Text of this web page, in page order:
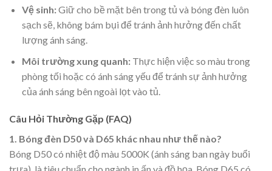
Vệ sinh:Giữ cho bề mặt bên trong tủ và bóng đèn luôn
sạch sẽ, không bám bụi để tránh ảnh hưởng đến chất
lượng ánh sáng.
Môi trường xung quanh:Thực hiện việc so màu trong
phòng tối hoặc có ánh sáng yếu để tránh sự ảnh hưởng
của ánh sáng bên ngoài lọt vào tủ.
Câu Hỏi Thường Gặp (FAQ)
1. Bóng đèn D50 và D65 khác nhau như thế nào?
Bóng D50 có nhiệt độ màu 5000K (ánh sáng ban ngày buổi